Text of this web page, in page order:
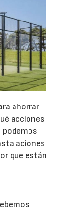
ahorrar
acciones
podemos
que están